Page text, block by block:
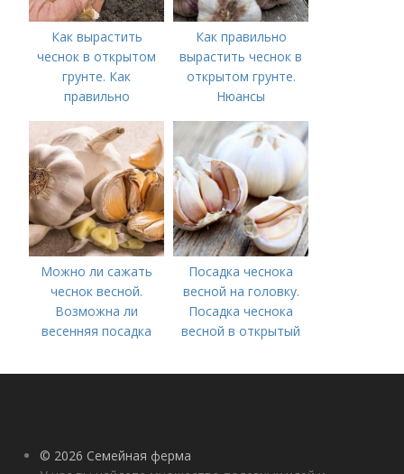
Как вырастить
чеснок в открытом
грунте. Как
правильно
открытом грунте
Как правильно
вырастить чеснок в
открытом грунте.
Нюансы
озимого чеснока
Можно ли сажать
чеснок весной.
Возможна ли
весенняя посадка
лучше делать
Посадка чеснока
весной на головку.
Посадка чеснока
весной в открытый
© 2026 Семейная ферма